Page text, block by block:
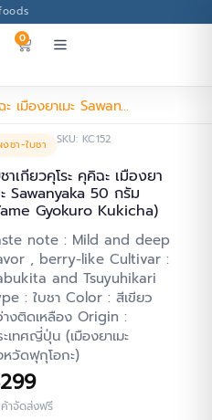
0
ใบชาเกียวคุโระ คุคิฉะ เมืองยาเมะ Sawanyaka 50 กรัม (Yame Gyokuro Kukicha)
ชา-ใบชา SKU: KC152
าเกียวคุโระ คุคิฉะ เมืองยา
ะ Sawanyaka 50 กรัม
Gyokuro Kukicha)
note : Mild and deep
, berry-like Cultivar :
and Tsuyuhikari
: ใบชา Color : สีเขียว
งติดเหลือง Origin :
เทศญี่ปุ่น (เมืองยาเมะ
วัดฟุกุโอกะ)
299
าจัดส่งฟรี